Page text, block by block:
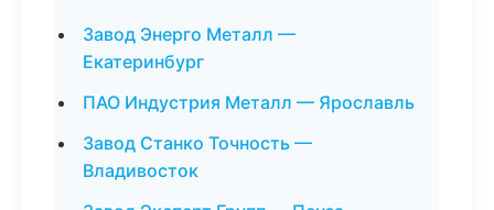
Завод Энерго Металл —
Екатеринбург
ПАО Индустрия Металл — Ярославль
Завод Станко Точность —
Владивосток